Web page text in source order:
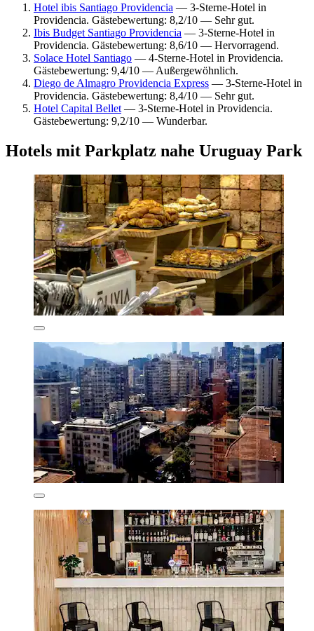
Hotel ibis Santiago Providencia — 3-Sterne-Hotel in
Providencia. Gästebewertung: 8,2/10 — Sehr gut.
Ibis Budget Santiago Providencia — 3-Sterne-Hotel in
Providencia. Gästebewertung: 8,6/10 — Hervorragend.
Solace Hotel Santiago — 4-Sterne-Hotel in Providencia.
Gästebewertung: 9,4/10 — Außergewöhnlich.
Diego de Almagro Providencia Express — 3-Sterne-Hotel in
Providencia. Gästebewertung: 8,4/10 — Sehr gut.
Hotel Capital Bellet — 3-Sterne-Hotel in Providencia.
Gästebewertung: 9,2/10 — Wunderbar.
Hotels mit Parkplatz nahe Uruguay Park